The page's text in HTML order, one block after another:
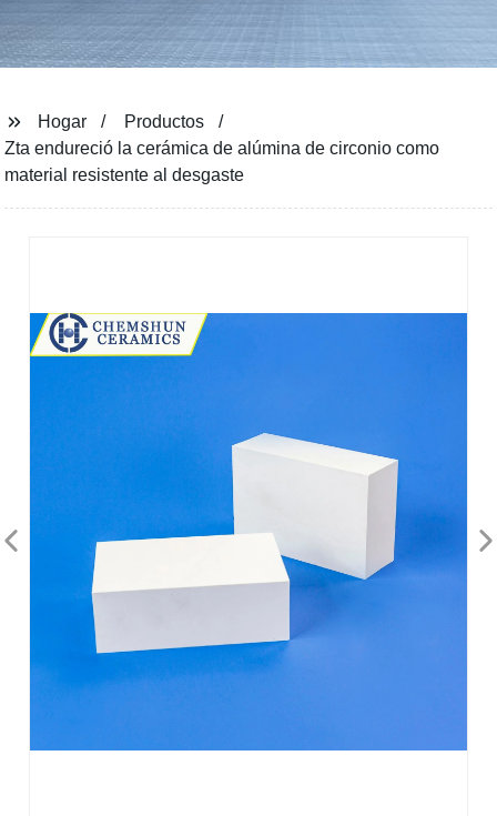
Hogar
Productos
Zta endureció la cerámica de alúmina de circonio como
material resistente al desgaste